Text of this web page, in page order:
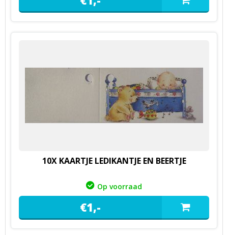
10X KAARTJE LEDIKANTJE EN BEERTJE
Op voorraad
€1,-